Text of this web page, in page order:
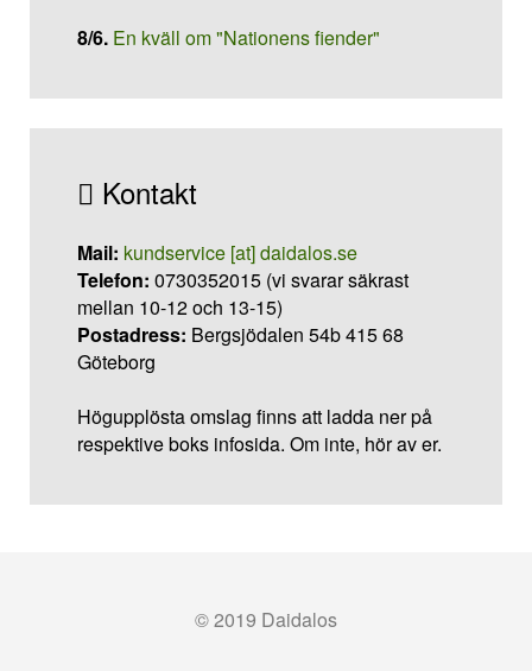
8/6. En kväll om "Nationens fiender"
Kontakt
Mail: kundservice [at] daidalos.se
Telefon: 0730352015 (vi svarar säkrast
mellan 10-12 och 13-15)
Postadress: Bergsjödalen 54b 415 68
Göteborg
Högupplösta omslag finns att ladda ner på
respektive boks infosida. Om inte, hör av er.
© 2019 Daidalos